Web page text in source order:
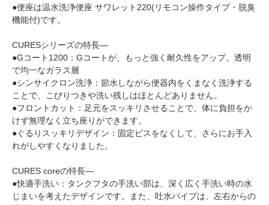
●便座は温水洗浄便座 サワレット220(リモコン操作タイプ・脱臭
機能付)です。
CURESシリーズの特長―
●Gコート1200：Gコートが、もっと強く耐久性をアップ。透明
で均一なガラス層
●シンサイクロン洗浄：節水しながら便器内をくまなく洗浄する
ことで、こびりつきや洗い残しはほとんどありません。
●フロントカット：足元をスッキリさせることで、体に負担をか
けず無理なく立ち座りができます。
●ぐるりスッキリデザイン：固定ビスをなくして、さらにお手入
れがしやすくなりました。
CURES coreの特長―
●快適手洗い：タンクフタの手洗い部は、深く広く手洗い時の水
じまいを考えたデザインです。また、吐水パイプは、左右からの